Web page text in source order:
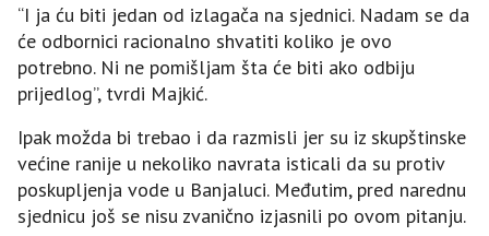
“I ja ću biti jedan od izlagača na sjednici. Nadam se da
će odbornici racionalno shvatiti koliko je ovo
potrebno. Ni ne pomišljam šta će biti ako odbiju
prijedlog”, tvrdi Majkić.
Ipak možda bi trebao i da razmisli jer su iz skupštinske
većine ranije u nekoliko navrata isticali da su protiv
poskupljenja vode u Banjaluci. Međutim, pred narednu
sjednicu još se nisu zvanično izjasnili po ovom pitanju.